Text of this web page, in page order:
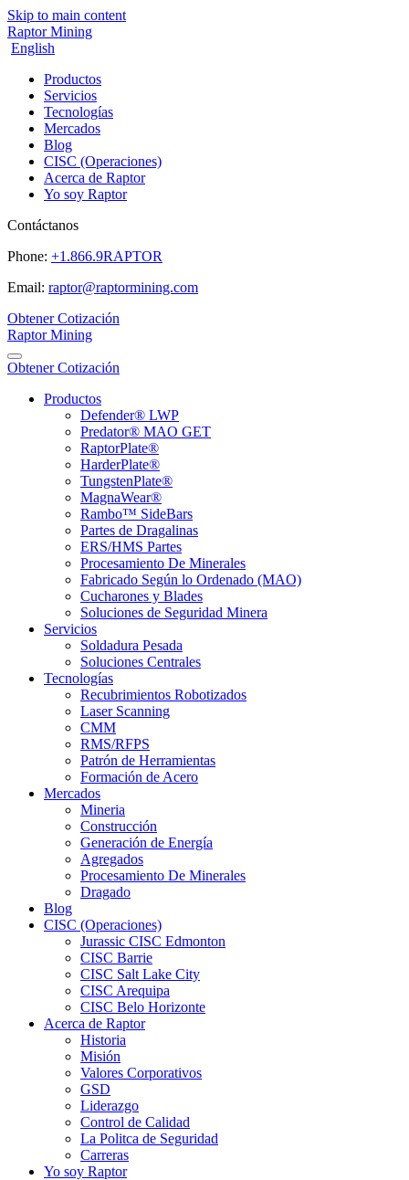
Skip to main content
Raptor Mining
English
Productos
Servicios
Tecnologías
Mercados
Blog
CISC (Operaciones)
Acerca de Raptor
Yo soy Raptor
Contáctanos
Phone: +1.866.9RAPTOR
Email: raptor@raptormining.com
Obtener Cotización
Raptor Mining
Obtener Cotización
Productos
Defender® LWP
Predator® MAO GET
RaptorPlate®
HarderPlate®
TungstenPlate®
MagnaWear®
Rambo™ SideBars
Partes de Dragalinas
ERS/HMS Partes
Procesamiento De Minerales
Fabricado Según lo Ordenado (MAO)
Cucharones y Blades
Soluciones de Seguridad Minera
Servicios
Soldadura Pesada
Soluciones Centrales
Tecnologías
Recubrimientos Robotizados
Laser Scanning
CMM
RMS/RFPS
Patrón de Herramientas
Formación de Acero
Mercados
Mineria
Construcción
Generación de Energía
Agregados
Procesamiento De Minerales
Dragado
Blog
CISC (Operaciones)
Jurassic CISC Edmonton
CISC Barrie
CISC Salt Lake City
CISC Arequipa
CISC Belo Horizonte
Acerca de Raptor
Historia
Misión
Valores Corporativos
GSD
Liderazgo
Control de Calidad
La Politca de Seguridad
Carreras
Yo soy Raptor